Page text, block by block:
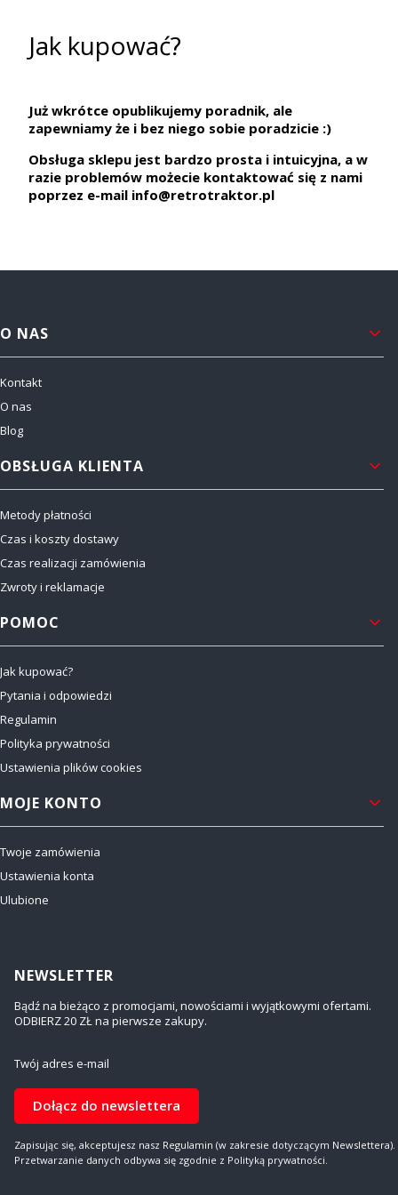
Jak kupować?
Już wkrótce opublikujemy poradnik, ale
zapewniamy że i bez niego sobie poradzicie :)
Obsługa sklepu jest bardzo prosta i intuicyjna, a w
razie problemów możecie kontaktować się z nami
poprzez e-mail info@retrotraktor.pl
Linki w stopce
O NAS
Kontakt
O nas
Blog
OBSŁUGA KLIENTA
Metody płatności
Czas i koszty dostawy
Czas realizacji zamówienia
Zwroty i reklamacje
POMOC
Jak kupować?
Pytania i odpowiedzi
Regulamin
Polityka prywatności
Ustawienia plików cookies
MOJE KONTO
Twoje zamówienia
Ustawienia konta
Ulubione
NEWSLETTER
Bądź na bieżąco z promocjami, nowościami i wyjątkowymi ofertami.
ODBIERZ 20 ZŁ na pierwsze zakupy.
Twój adres e-mail
Dołącz do newslettera
Zapisując się, akceptujesz nasz Regulamin (w zakresie dotyczącym Newslettera).
Przetwarzanie danych odbywa się zgodnie z Polityką prywatności.